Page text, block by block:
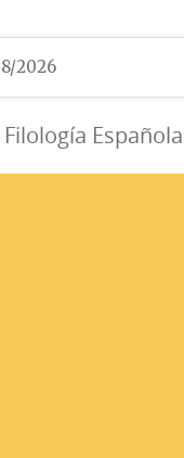
2026
Española